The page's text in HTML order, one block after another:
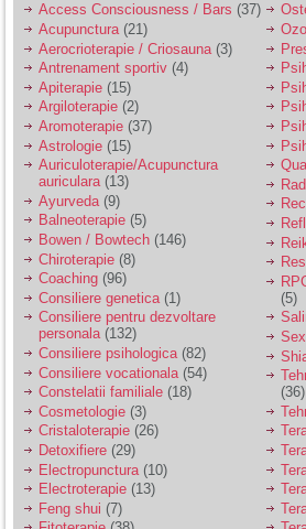
Ma aflu aici pentru ca
vreau sa stiu daca am
nevoie de un psiholog
sau psihiatru.
Sunt casatorita, am
31 de ani si un copil in
varsta de 2 ani care
mi-e lumina ochilor.
De ceva timp simt ca
mi s-a adunat
oboseala, o oboseala
cronica de care nu pot
scapa si simt ca din
cauza ei nu pot
controla nervii si
cateodata are copilul
de suferit.
Am o bariera peste
care nu pot trece:
prietena mea a ramas
insarcinata cu o fata.
Am fost de comun
acord sa facem un
copil, cu gandul ca e
baiat.
Access Consciousness / Bars (37)
Acupunctura(21)
Aerocrioterapie / Criosauna (3)
Antrenament sportiv (4)
Apiterapie (15)
Argiloterapie (2)
Aromoterapie (37)
Astrologie (15)
Auriculoterapie/Acupunctura
auriculara(13)
Ayurveda (9)
Balneoterapie (5)
Bowen / Bowtech (146)
Chiroterapie (8)
Coaching (96)
Consiliere genetica (1)
Consiliere pentru dezvoltare
personala(132)
Consiliere psihologica (82)
Consiliere vocationala (54)
Constelatii familiale (18)
Cosmetologie (3)
Cristaloterapie (26)
Detoxifiere (29)
Electropunctura (10)
Electroterapie (13)
Feng shui (7)
(5)
(36)